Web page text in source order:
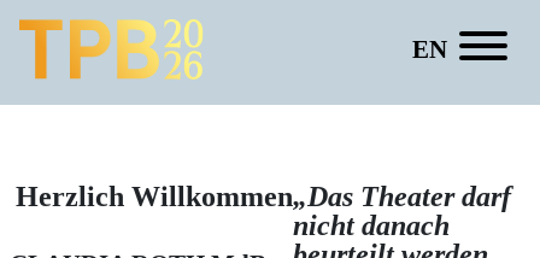
EN
Herzlich Willkommen„Das Theater darf
nicht danach